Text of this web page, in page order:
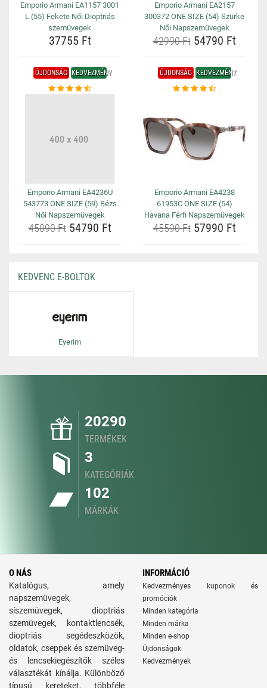
Emporio Armani EA1157 3001
L (55) Fekete Női Dioptriás
szemüvegek
37755 Ft
Emporio Armani EA2157
300372 ONE SIZE (54) Szürke
Női Napszemüvegek
42990 Ft54790 Ft
ÚJDONSÁG KEDVEZMÉNY
Emporio Armani EA4236U
543773 ONE SIZE (59) Bézs
Női Napszemüvegek
45090 Ft54790 Ft
ÚJDONSÁG KEDVEZMÉNY
Emporio Armani EA4238
61953C ONE SIZE (54)
Havana Férfi Napszemüvegek
45590 Ft57990 Ft
KEDVENC E-BOLTOK
Eyerim
20290
TERMÉKEK
3
KATEGÓRIÁK
102
MÁRKÁK
O NÁS
Katalógus, amely
napszemüvegek,
síszemüvegek, dioptriás
szemüvegek, kontaktlencsék,
dioptriás segédeszközök,
oldatok, cseppek és szemüveg-
és lencsekiegészítők széles
választékát kínálja. Különböző
típusú kereteket, többféle
INFORMÁCIÓ
Kedvezményes kuponok és
promóciók
Minden kategória
Minden márka
Minden e-shop
Újdonságok
Kedvezmények